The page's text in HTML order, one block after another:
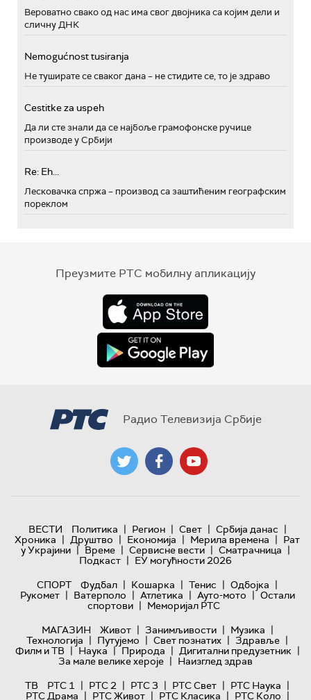
Вероватно свако од нас има свог двојника са којим дели и
сличну ДНК
Nemogućnost tusiranja
Не туширате се сваког дана – не стидите се, то је здраво
Cestitke za uspeh
Да ли сте знали да се најбоље грамофонске ручице
производе у Србији
Re: Eh...
Лесковачка спржа – производ са заштићеним географским
пореклом
Преузмите РТС мобилну апликацију
Радио Телевизија Србије
ВЕСТИ Политика | Регион | Свет | Србија данас |
Хроника | Друштво | Економија | Мерила времена | Рат
у Украјини | Време | Сервисне вести | Сматрачница |
Подкаст | ЕУ могућности 2026
СПОРТ
Фудбал | Кошарка | Тенис | Одбојка |
Рукомет | Ватерполо | Атлетика | Ауто-мото | Остали
спортови | Меморијал РТС
МАГАЗИН
Живот | Занимљивости | Музика |
Технологијa | Путујемо | Свет познатих | Здравље |
Филм и ТВ | Наука | Природа | Дигитални предузетник |
За мале велике хероје | Наизглед здрав
ТВ
РТС 1 | РТС 2 | РТС 3 | РТС Свет | РТС Наука |
РТС Драма | РТС Живот | РТС Класика | РТС Коло |